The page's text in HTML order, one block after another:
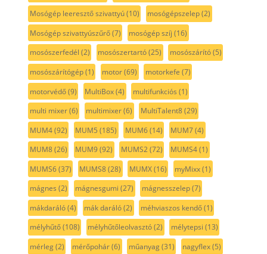
Mosógép leeresztő szivattyú(10) mosógépszelep(2)
Mosógép szivattyúszűrő(7) mosógép szíj (16)
mosószerfedél (2) mosószertartó(25) mosószárító(5)
mosószárítógép(1) motor(69) motorkefe (7)
motorvédő(9) MultiBox(4) multifunkciós (1)
multi mixer(6) multimixer(6) MultiTalent8(29)
MUM4(92) MUM5 (185) MUM6(14) MUM7(4)
MUM8(26) MUM9(92) MUMS2(72) MUMS4(1)
MUMS6(37) MUMS8(28) MUMX(16) myMixx(1)
mágnes (2) mágnesgumi (27) mágnesszelep(7)
mákdaráló(4) mák daráló(2) méhviaszos kendő(1)
mélyhűtő(108) mélyhűtőleolvasztó(2) mélytepsi (13)
mérleg(2) mérőpohár(6) műanyag(31) nagyflex(5)